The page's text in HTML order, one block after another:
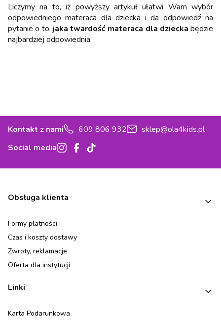
Liczymy na to, iż powyższy artykuł ułatwi Wam wybór
odpowiedniego materaca dla dziecka i da odpowiedź na
pytanie o to, jaka twardość materaca dla dziecka będzie
najbardziej odpowiednia.
Kontakt z nami 609 806 932
sklep@ola4kids.pl
Social media
Linki w stopce
Obsługa klienta
Formy płatności
Czas i koszty dostawy
Zwroty, reklamacje
Oferta dla instytucji
Linki
Karta Podarunkowa